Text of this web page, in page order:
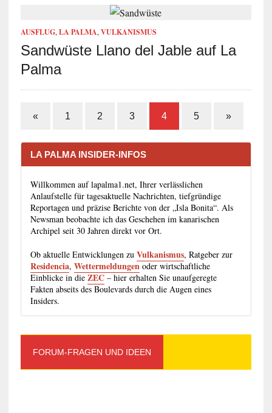
AUSFLUG, LA PALMA, VULKANISMUS
Sandwüste Llano del Jable auf La
Palma
« 1 2 3 4 5 »
LA PALMA INSIDER-INFOS
Willkommen auf lapalma1.net, Ihrer verlässlichen
Anlaufstelle für tagesaktuelle Nachrichten, tiefgründige
Reportagen und präzise Berichte von der „Isla Bonita“. Als
Newsman beobachte ich das Geschehen im kanarischen
Archipel seit 30 Jahren direkt vor Ort.
Ob aktuelle Entwicklungen zu Vulkanismus, Ratgeber zur
Residencia, Wettermeldungenoder wirtschaftliche
Einblicke in die ZEC– hier erhalten Sie unaufgeregte
Fakten abseits des Boulevards durch die Augen eines
Insiders.
FORUM-FRAGEN UND IDEEN